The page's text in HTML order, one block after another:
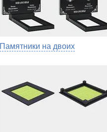
Памятники на двоих